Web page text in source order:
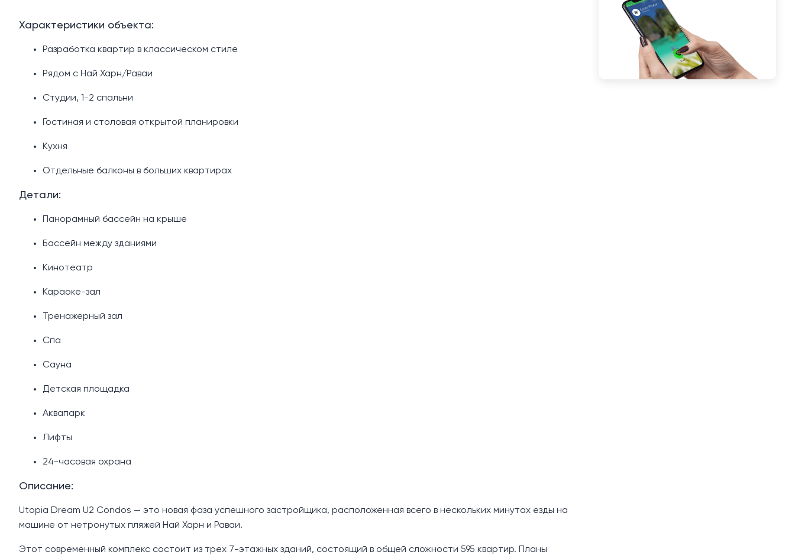
Характеристики объекта:
Разработка квартир в классическом стиле
Рядом с Най Харн/Раваи
Студии, 1-2 спальни
Гостиная и столовая открытой планировки
Кухня
Отдельные балконы в больших квартирах
Детали:
Панорамный бассейн на крыше
Бассейн между зданиями
Кинотеатр
Караоке-зал
Тренажерный зал
Спа
Сауна
Детская площадка
Аквапарк
Лифты
24-часовая охрана
Описание:
Utopia Dream U2 Condos — это новая фаза успешного застройщика, расположенная всего в нескольких минутах езды на
машине от нетронутых пляжей Най Харн и Раваи.
Этот современный комплекс состоит из трех 7-этажных зданий, состоящий в общей сложности 595 квартир. Планы